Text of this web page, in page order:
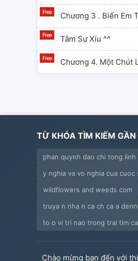
Chương 3 . Biến Em
Tâm Sự Xíu ^^
Chương 4. Một Chút
TỪ KHÓA TÌM KIẾM
phan quynh dao chi tong linh
y nghia va vo nghia cua cuoc
wildflowers and weeds com
truya n nha n ca ch ca a
to o vi tri nao trong trai tim
Chào mừng bạn đến với